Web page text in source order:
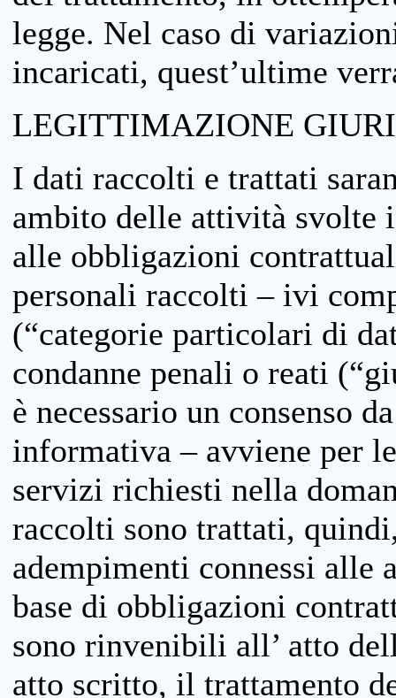
legge. Nel caso di
incaricati, quest’ultime
LEGITTIMAZIONE
I dati raccolti e trattati
ambito delle attività svolte
alle obbligazioni
personali raccolti – ivi
(“categorie particolari di
condanne penali o reati
è necessario un consenso
informativa – avviene per
servizi richiesti nella
raccolti sono trattati,
adempimenti connessi
base di obbligazioni
sono rinvenibili all’ atto
atto scritto, il trattamento